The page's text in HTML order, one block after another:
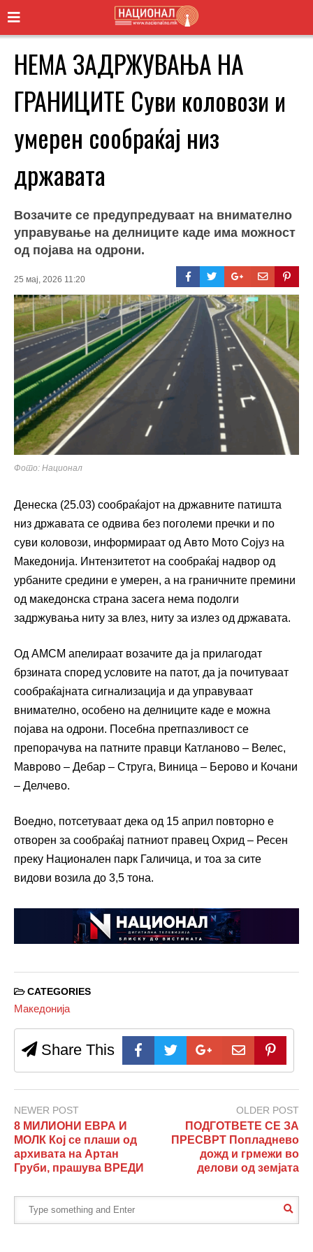
НЕМА ЗАДРЖУВАЊА НА
ГРАНИЦИТЕ Суви коловози и
умерен сообраќај низ
државата
Возачите се предупредуваат на внимателно
управување на делниците каде има можност
од појава на одрони.
25 мај, 2026 11:20
Фото: Национал
Денеска (25.03) сообраќајот на државните патишта
низ државата се одвива без поголеми пречки и по
суви коловози, информираат од Авто Мото Сојуз на
Македонија. Интензитетот на сообраќај надвор од
урбаните средини е умерен, а на граничните премини
од македонска страна засега нема подолги
задржувања ниту за влез, ниту за излез од државата.
Од АМСМ апелираат возачите да ја прилагодат
брзината според условите на патот, да ја почитуваат
сообраќајната сигнализација и да управуваат
внимателно, особено на делниците каде е можна
појава на одрони. Посебна претпазливост се
препорачува на патните правци Катланово – Велес,
Маврово – Дебар – Струга, Виница – Берово и Кочани
– Делчево.
Воедно, потсетуваат дека од 15 април повторно е
отворен за сообраќај патниот правец Охрид – Ресен
преку Национален парк Галичица, и тоа за сите
видови возила до 3,5 тона.
CATEGORIES
Македонија
Share This
NEWER POST
8 МИЛИОНИ ЕВРА И
МОЛК Кој се плаши од
архивата на Артан
Груби, прашува ВРЕДИ
OLDER POST
ПОДГОТВЕТЕ СЕ ЗА
ПРЕСВРТ Попладнево
дожд и грмежи во
делови од земјата